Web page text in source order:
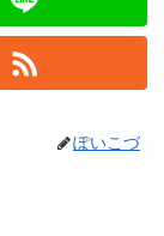
ぽいこづ